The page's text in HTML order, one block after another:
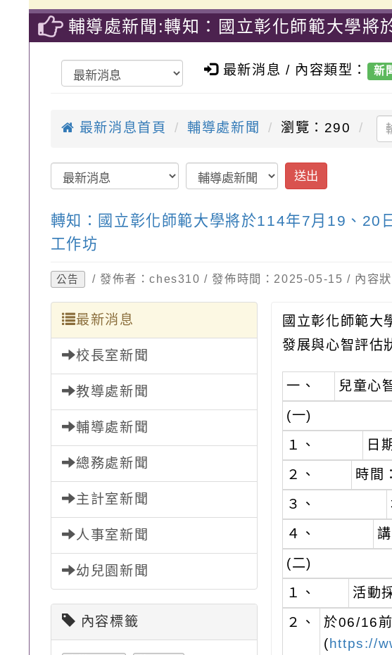
輔導處新聞:轉知：國立彰化師範大學將
最新消息 / 內容類型： 新
最新消息首頁 輔導處新聞 瀏覽：290
送出
轉知：國立彰化師範大學將於114年7月19、20
工作坊
公告 / 發佈者：ches310 / 發佈時間：2025-05-15 / 內容狀
最新消息
校長室新聞
教導處新聞
輔導處新聞
總務處新聞
主計室新聞
人事室新聞
幼兒園新聞
內容標籤
國立彰化師範大
發展與心智評估
一、
兒童心
(一)
１、
日
２、
時間
３、
４、
(二)
１、
活動
２、
於06/16
( https://